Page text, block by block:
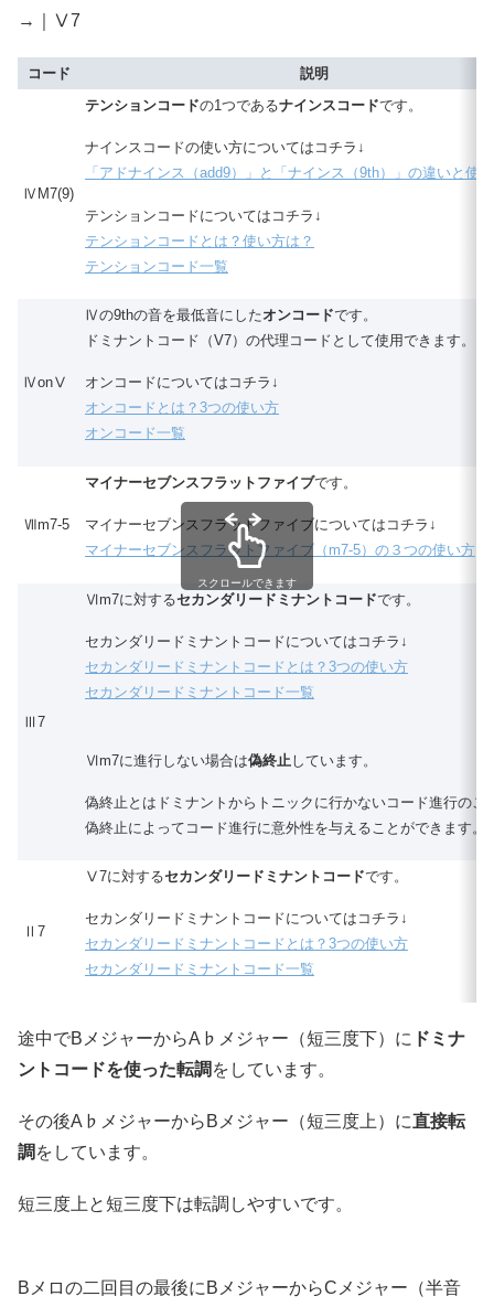
→｜Ⅴ7
コード 説明
ⅣM7(9)
テンションコードの1つであるナインスコードです。
ナインスコードの使い方についてはコチラ↓
「アドナインス（add9）」と「ナインス（9th）」の違いと使
テンションコードについてはコチラ↓
テンションコードとは？使い方は？
テンションコード一覧
ⅣonⅤ
Ⅳの9thの音を最低音にしたオンコードです。
ドミナントコード（V7）の代理コードとして使用できます。
オンコードについてはコチラ↓
オンコードとは？3つの使い方
オンコード一覧
Ⅶm7-5
マイナーセブンスフラットファイブです。
マイナーセブンスフラットファイブについてはコチラ↓
マイナーセブンスフラットファイブ（m7-5）の３つの使い方
Ⅲ7
Ⅵm7に対するセカンダリードミナントコードです。
セカンダリードミナントコードについてはコチラ↓
セカンダリードミナントコードとは？3つの使い方
セカンダリードミナントコード一覧
Ⅵm7に進行しない場合は偽終止 しています。
偽終止とはドミナントからトニックに行かないコード進行のこ
偽終止によってコード進行に意外性を与えることができます。
Ⅱ7
Ⅴ7に対するセカンダリードミナントコードです。
セカンダリードミナントコードについてはコチラ↓
セカンダリードミナントコードとは？3つの使い方
セカンダリードミナントコード一覧
スクロールできます
途中でBメジャーからA♭メジャー（短三度下）に ドミナ
ントコードを使った転調 をしています。
その後A♭メジャーからBメジャー（短三度上）に直接転
調 をしています。
短三度上と短三度下は転調しやすいです。
Bメロの二回目の最後にBメジャーからCメジャー（半音